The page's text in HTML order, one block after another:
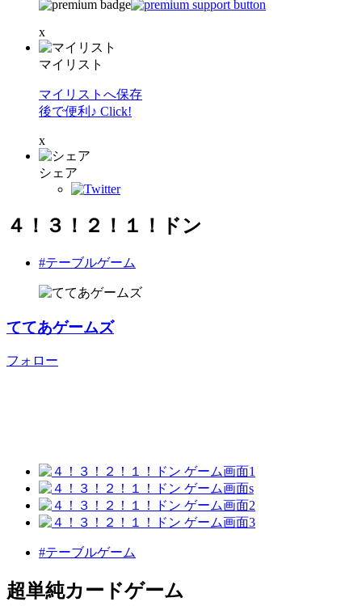
x
マイリスト
マイリストへ保存
後で便利♪ Click!
x
シェア
４！３！２！１！ドン
#テーブルゲーム
ててあゲームズ
フォロー
#テーブルゲーム
超単純カードゲーム